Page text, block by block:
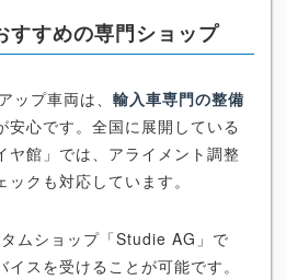
すすめの専門ショップ
ップ車両は、 輸入車専門の整備
安心です。全国に展開している
ヤ館」では、アライメント調整
クも対応しています。
ムショップ「Studie AG」で
スを受けることが可能です。